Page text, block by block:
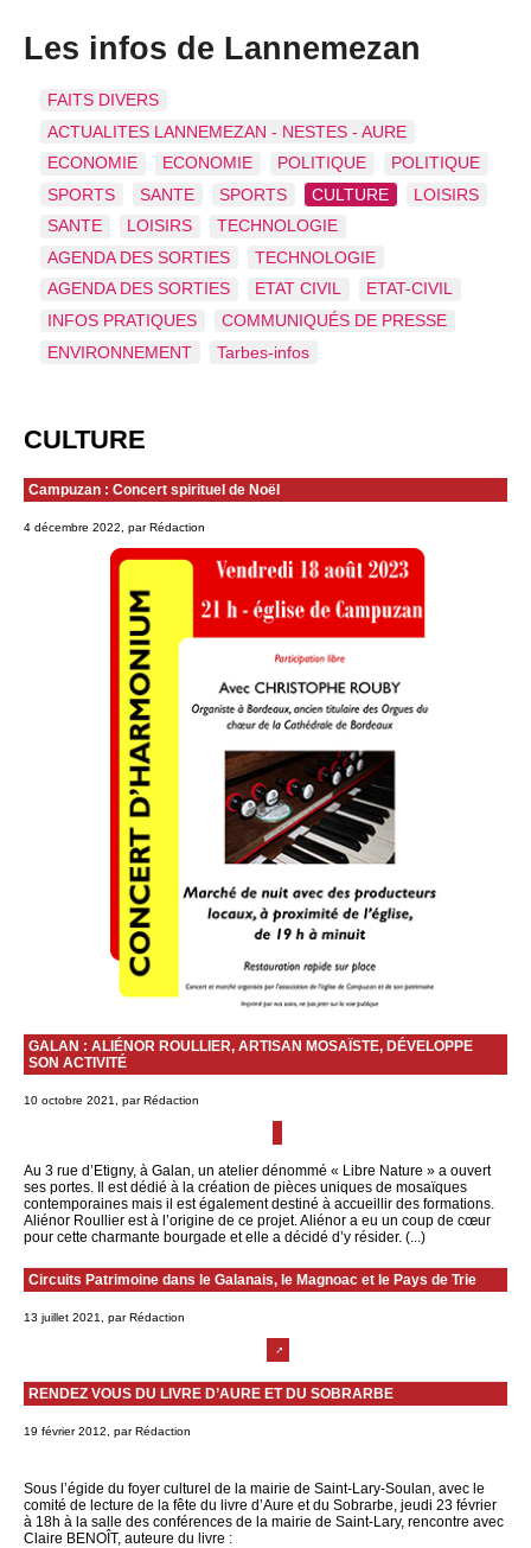
Les infos de Lannemezan
FAITS DIVERS
ACTUALITES LANNEMEZAN - NESTES - AURE
ECONOMIE
ECONOMIE POLITIQUE
POLITIQUE
SPORTS
SANTE SPORTS CULTURE
LOISIRS
SANTE
LOISIRS
TECHNOLOGIE
AGENDA DES SORTIES
TECHNOLOGIE
AGENDA DES SORTIES
ETAT CIVIL
ETAT-CIVIL
INFOS PRATIQUES
COMMUNIQUÉS DE PRESSE
ENVIRONNEMENT
Tarbes-infos
CULTURE
Campuzan : Concert spirituel de Noël
4 décembre 2022, par Rédaction
GALAN : ALIÉNOR ROULLIER, ARTISAN MOSAÏSTE, DÉVELOPPE
SON ACTIVITÉ
10 octobre 2021, par Rédaction
Au 3 rue d’Etigny, à Galan, un atelier dénommé « Libre Nature » a ouvert
ses portes. Il est dédié à la création de pièces uniques de mosaïques
contemporaines mais il est également destiné à accueillir des formations.
Aliénor Roullier est à l’origine de ce projet. Aliénor a eu un coup de cœur
pour cette charmante bourgade et elle a décidé d’y résider. (...)
Circuits Patrimoine dans le Galanais, le Magnoac et le Pays de Trie
13 juillet 2021, par Rédaction
RENDEZ VOUS DU LIVRE D’AURE ET DU SOBRARBE
19 février 2012, par Rédaction
Sous l’égide du foyer culturel de la mairie de Saint-Lary-Soulan, avec le
comité de lecture de la fête du livre d’Aure et du Sobrarbe, jeudi 23 février
à 18h à la salle des conférences de la mairie de Saint-Lary, rencontre avec
Claire BENOÎT, auteure du livre :